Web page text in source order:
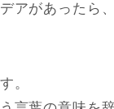
アがあったら
。